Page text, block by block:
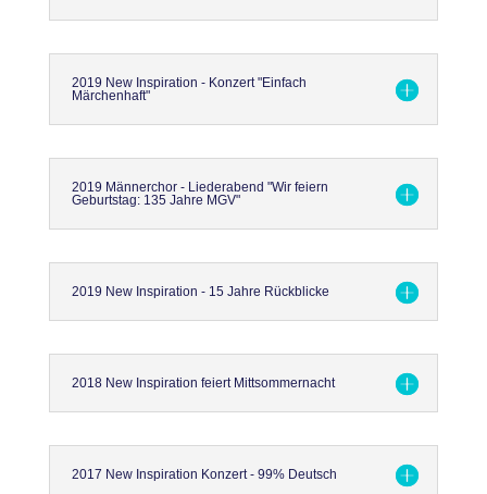
2019 New Inspiration - Konzert "Einfach
Märchenhaft"
2019 Männerchor - Liederabend "Wir feiern
Geburtstag: 135 Jahre MGV"
2019 New Inspiration - 15 Jahre Rückblicke
2018 New Inspiration feiert Mittsommernacht
2017 New Inspiration Konzert - 99% Deutsch